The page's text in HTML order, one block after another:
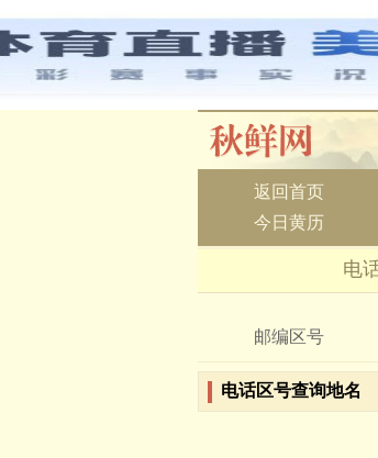
返回首页
今日黄历
电
邮编区号
电话区号查询地名